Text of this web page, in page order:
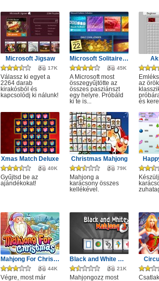
Microsoft Jigsaw
17K
Válassz ki egyet a
2264 darab
kirakósból és
kapcsolódj ki nálunk!
Microsoft Solitaire Collection
45K
A Microsoft most
összegyűjtötte az
összes pasziánszt
egy helyre. Próbáld
ki te is...
az örök
és
Xmas Match Deluxe
40K
Gyűjtsd be az
ajándékokat!
Christmas Mahjong
79K
Mahjong a
karácsony összes
kellékével.
Mahjong For Christmas
44K
Végre, most már
Black and White Mahjong 3
21K
Mahjongozz most